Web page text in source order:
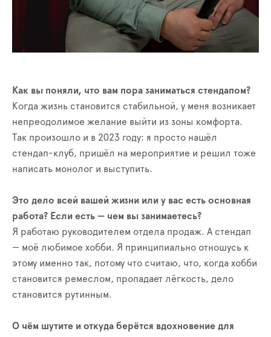
Как вы поняли, что вам пора заниматься стендапом?
Когда жизнь становится стабильной, у меня возникает
непреодолимое желание выйти из зоны комфорта.
Так произошло и в 2023 году: я просто нашёл
стендап-клуб, пришёл на мероприятие и решил тоже
написать монолог и выступить.
Это дело всей вашей жизни или у вас есть основная
работа? Если есть — чем вы занимаетесь?
Я работаю руководителем отдела продаж. А стендап
— моё любимое хобби. Я принципиально отношусь к
этому именно так, потому что считаю, что, когда хобби
становится ремеслом, пропадает лёгкость, дело
становится рутинным.
О чём шутите и откуда берётся вдохновение для